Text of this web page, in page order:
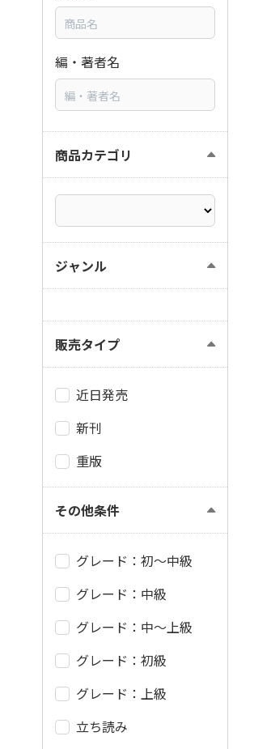
編・著者名
商品カテゴリ
ジャンル
販売タイプ
近日発売
新刊
重版
その他条件
グレード：初～中級
グレード：中級
グレード：中～上級
グレード：初級
グレード：上級
立ち読み